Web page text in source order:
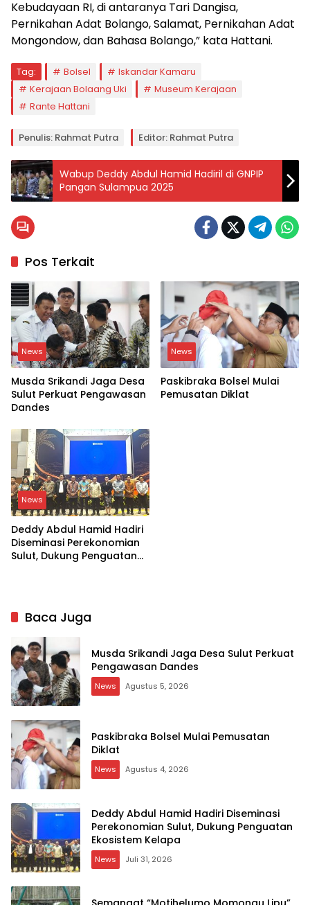
Kebudayaan RI, di antaranya Tari Dangisa,
Pernikahan Adat Bolango, Salamat, Pernikahan Adat
Mongondow, dan Bahasa Bolango,” kata Hattani.
Tag: Bolsel
Iskandar Kamaru
Kerajaan Bolaang Uki
Museum Kerajaan
Rante Hattani
Penulis: Rahmat Putra Editor: Rahmat Putra
Wabup Deddy Abdul Hamid Hadiril di GNPIP
Pangan Sulampua 2025
Pos Terkait
News
Musda Srikandi Jaga Desa
Sulut Perkuat Pengawasan
Dandes
News
Paskibraka Bolsel Mulai
Pemusatan Diklat
News
Deddy Abdul Hamid Hadiri
Diseminasi Perekonomian
Sulut, Dukung Penguatan
Baca Juga
Musda Srikandi Jaga Desa Sulut Perkuat
Pengawasan Dandes
News Agustus 5, 2026
Paskibraka Bolsel Mulai Pemusatan
Diklat
News Agustus 4, 2026
Deddy Abdul Hamid Hadiri Diseminasi
Perekonomian Sulut, Dukung Penguatan
Ekosistem Kelapa
News Juli 31, 2026